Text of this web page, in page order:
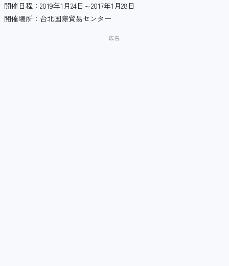
開催日程：2019年1月24日～2017年1月28日
開催場所：台北国際貿易センター